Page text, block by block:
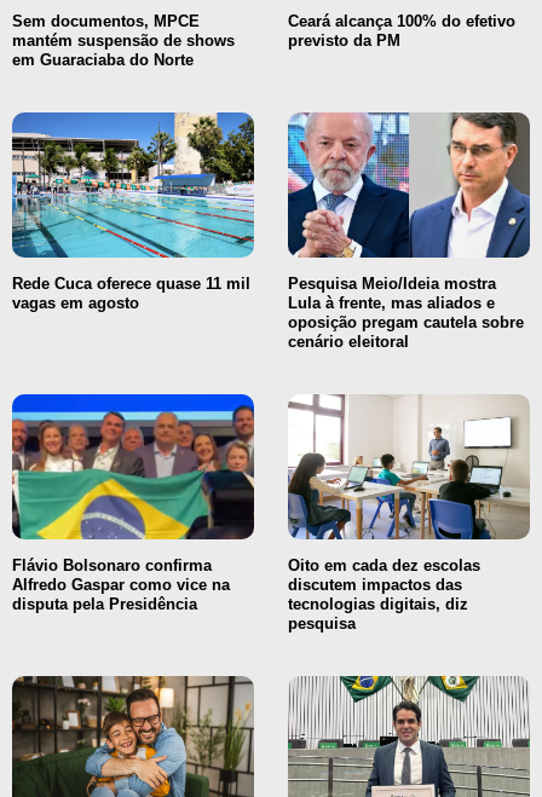
Sem documentos, MPCE
mantém suspensão de shows
em Guaraciaba do Norte
Ceará alcança 100% do efetivo
previsto da PM
Rede Cuca oferece quase 11 mil
vagas em agosto
Pesquisa Meio/Ideia mostra
Lula à frente, mas aliados e
oposição pregam cautela sobre
cenário eleitoral
Flávio Bolsonaro confirma
Alfredo Gaspar como vice na
disputa pela Presidência
Oito em cada dez escolas
discutem impactos das
tecnologias digitais, diz
pesquisa